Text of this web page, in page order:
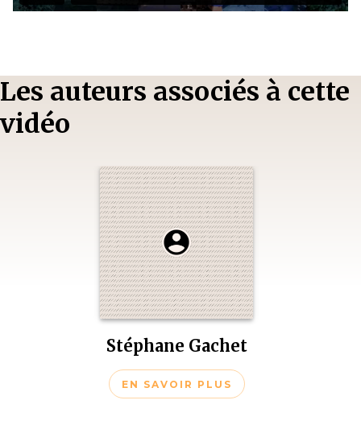
Les auteurs associés à cette
vidéo
Stéphane Gachet
EN SAVOIR PLUS